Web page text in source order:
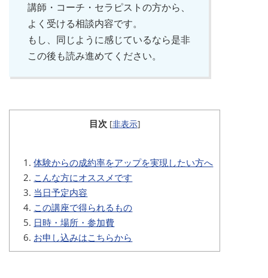
講師・コーチ・セラピストの方から、
よく受ける相談内容です。
もし、同じように感じているなら是非
この後も読み進めてください。
目次 [非表示]
体験からの成約率をアップを実現したい方へ
こんな方にオススメです
当日予定内容
この講座で得られるもの
日時・場所・参加費
お申し込みはこちらから